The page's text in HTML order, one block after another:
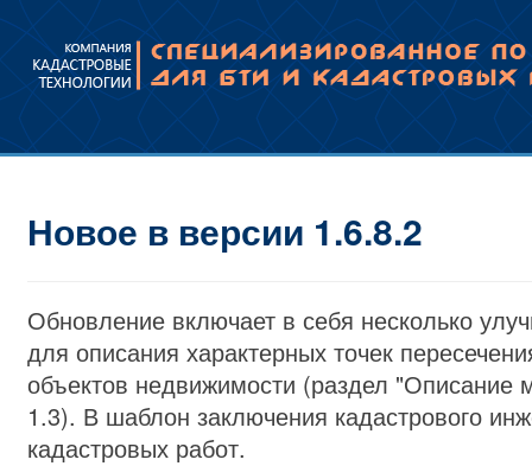
Новое в версии 1.6.8.2
Обновление включает в себя несколько
для описания характерных точек
объектов недвижимости (раздел "Описание
1.3). В шаблон заключения кадастрового
кадастровых работ.